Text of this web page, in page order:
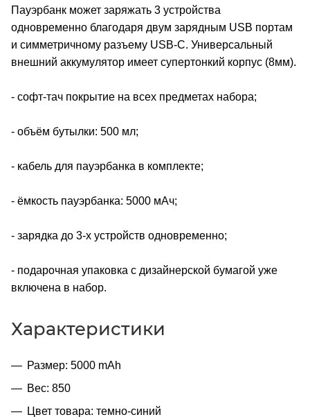
Пауэрбанк может заряжать 3 устройства
одновременно благодаря двум зарядным USB портам
и симметричному разъему USB-C. Универсальный
внешний аккумулятор имеет супертонкий корпус (8мм).
- софт-тач покрытие на всех предметах набора;
- объём бутылки: 500 мл;
- кабель для пауэрбанка в комплекте;
- ёмкость пауэрбанка: 5000 мАч;
- зарядка до 3-х устройств одновременно;
- подарочная упаковка с дизайнерской бумагой уже
включена в набор.
Характеристики
Размер: 5000 mAh
Вес: 850
Цвет товара: темно-синий